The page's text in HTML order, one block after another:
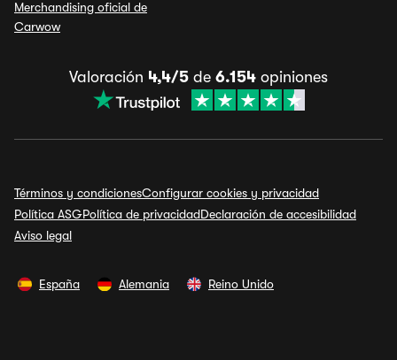
Merchandising oficial de
Carwow
Valoración 4,4/5 de 6.154 opiniones
Términos y condicionesConfigurar cookies y privacidad
Política ASGPolítica de privacidadDeclaración de accesibilidad
Aviso legal
España Alemania Reino Unido